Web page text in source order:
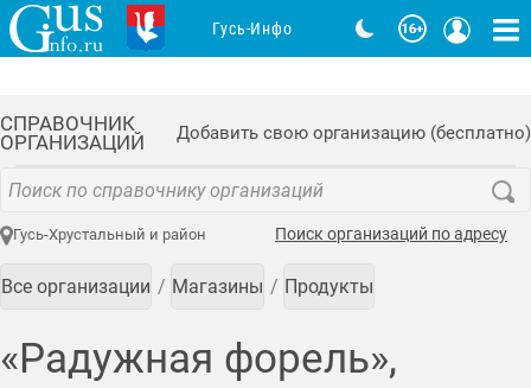
СПРАВОЧНИК
ОРГАНИЗАЦИЙ
Добавить свою организацию (бесплатно)
Гусь-Хрустальный и район Поиск организаций по адресу
Все организации Магазины Продукты
«Радужная форель»,
Гусь-Инфо